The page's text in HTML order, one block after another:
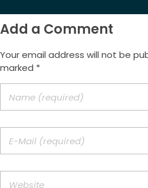
Add a Comment
Your email address will not be
marked *